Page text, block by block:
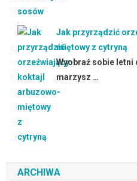
Jak przyrządzić
miętowy z cytryną
Wyobraź sobie letni
marzysz …
ARCHIWA